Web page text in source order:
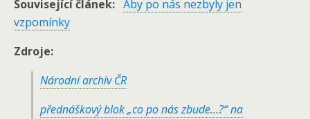
Související článek: Aby po nás nezbyly jen
vzpomínky
Zdroje:
Národní archiv ČR
přednáškový blok „co po nás zbude…?“ na